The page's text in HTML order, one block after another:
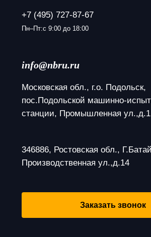
+7 (495) 727-87-67
Пн–Пт:с 9:00 до 18:00
info@nbru.ru
Московская обл., г.о. Подольск,
пос.Подольской машинно-
станции, Промышленная
346886, Ростовская обл.,
Производственная ул.,д.14
Заказать звонок